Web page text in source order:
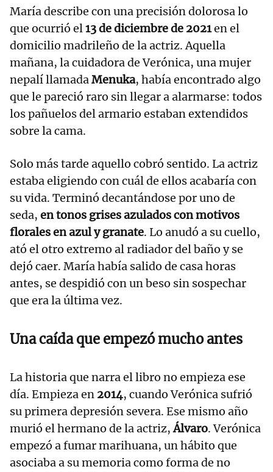
María describe con una precisión dolorosa lo
que ocurrió el13 de diciembre de 2021en el
domicilio madrileño de la actriz. Aquella
mañana, la cuidadora de Verónica, una mujer
nepalí llamadaMenuka, había encontrado algo
que le pareció raro sin llegar a alarmarse: todos
los pañuelos del armario estaban extendidos
sobre la cama.
Solo más tarde aquello cobró sentido. La actriz
estaba eligiendo con cuál de ellos acabaría con
su vida. Terminó decantándose por uno de
seda, en tonos grises azulados con motivos
florales en azul y granate. Lo anudó a su cuello,
ató el otro extremo al radiador del baño y se
dejó caer. María había salido de casa horas
antes, se despidió con un beso sin sospechar
que era la última vez.
Una caída que empezó mucho antes
La historia que narra el libro no empieza ese
día. Empieza en 2014, cuando Verónica sufrió
su primera depresión severa. Ese mismo año
murió el hermano de la actriz,Álvaro. Verónica
empezó a fumar marihuana, un hábito que
asociaba a su memoria como forma de no